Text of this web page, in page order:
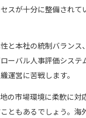
スが十分に整備されて
と本社の統制バランス
ーバル人事評価システ
運営に苦戦します。
の市場環境に柔軟に対
ともあるでしょう。 海